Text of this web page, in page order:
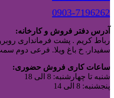
0903-7196262
آدرس دفتر فروش و کارخانه:
رباط کریم . پشت فرمانداری
سفیدار. خ باغ ویلا. فرعی دوم
ساعات کاری فروش حضوری:
شنبه تا چهارشنبه: 8 الی 18
پنجشنبه: 8 الی 14